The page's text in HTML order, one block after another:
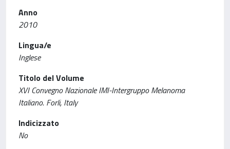
Anno
2010
Lingua/e
Inglese
Titolo del Volume
XVI Convegno Nazionale IMI-Intergruppo Melanoma
Italiano. Forli, Italy
Indicizzato
No